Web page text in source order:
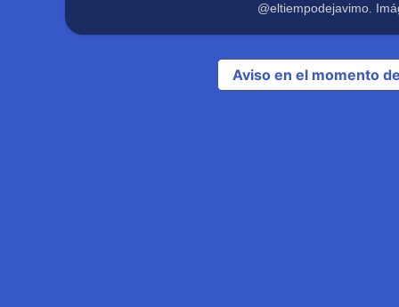
@eltiempodejavimo.
Aviso en el momento